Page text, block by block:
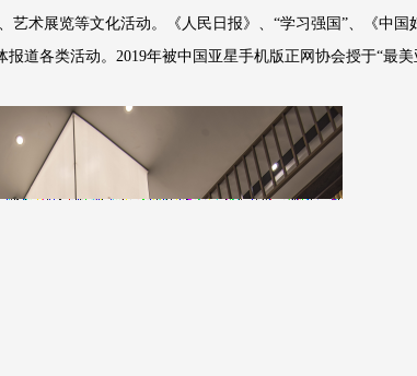
艺术展览等文化活动。《人民日报》、“学习强国”、《中国
报道各类活动。2019年被中国亚星手机版正网协会授于“最